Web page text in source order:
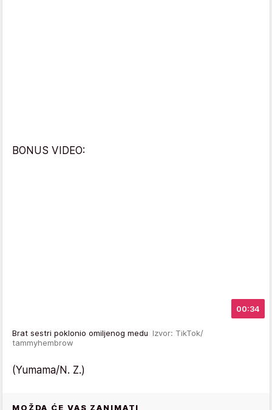
BONUS VIDEO:
00:34
Brat sestri poklonio omiljenog medu Izvor: TikTok/
tammyhembrow
(Yumama/N. Z.)
MOŽDA ĆE VAS ZANIMATI